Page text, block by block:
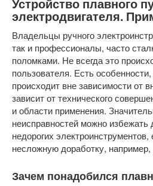
Устройство плавного
электродвигателя.
Владельцы ручного
так и профессионалы, часто
поломками. Не всегда это
пользователя. Есть
происходит вне зависимости от
зависит от технического
и области применения.
неисправностей можно избежать
недорогих
несложную доработку,
Зачем понадобился